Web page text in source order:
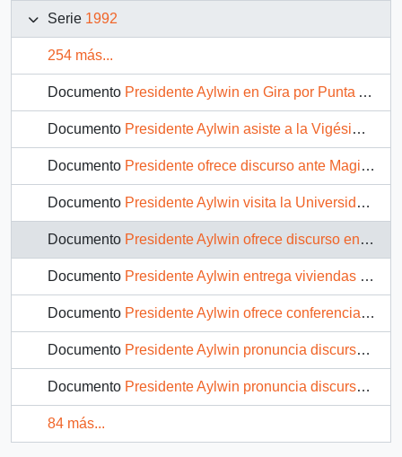
Serie 1992
254 más...
Documento Presidente Aylwin en Gira por Punta Arenas, ofrece discurso en ENAP: video
Documento Presidente Aylwin asiste a la Vigésima Convención Ordinaria de Magistrados en Punta Arenas: video
Documento Presidente ofrece discurso ante Magistrados en gira por Punta Arenas: video
Documento Presidente Aylwin visita la Universidad de Magallanes: video
Documento Presidente Aylwin ofrece discurso en Universidad de Magallanes: video
Documento Presidente Aylwin entrega viviendas sociales en Magallanes: video
Documento Presidente Aylwin ofrece conferencia de prensa en Magallanes: video
Documento Presidente Aylwin pronuncia discurso ante Ministros, subsecretarios y parlamentarios : video
Documento Presidente Aylwin pronuncia discurso ante ministros, subsecretarios y parlamentarios: video
84 más...